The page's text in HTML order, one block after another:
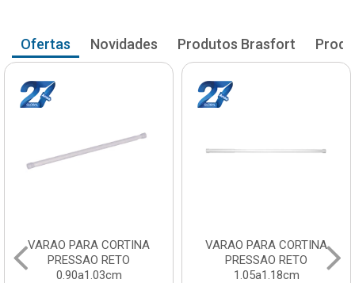
Ofertas Novidades Produtos Brasfort
VARAO PARA CORTINA
PRESSAO RETO
0.90a1.03cm
VARAO PARA CORTINA
PRESSAO RETO
1.05a1.18cm